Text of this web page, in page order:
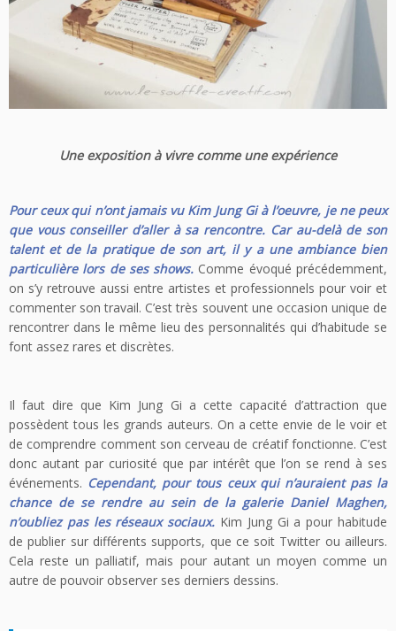
Une exposition à vivre comme une expérience
Pour ceux qui n’ont jamais vu Kim Jung Gi à l’oeuvre, je ne peux
que vous conseiller d’aller à sa rencontre. Car au-delà de son
talent et de la pratique de son art, il y a une ambiance bien
particulière lors de ses shows. Comme évoqué précédemment,
on s’y retrouve aussi entre artistes et professionnels pour voir et
commenter son travail. C’est très souvent une occasion unique de
rencontrer dans le même lieu des personnalités qui d’habitude se
font assez rares et discrètes.
Il faut dire que Kim Jung Gi a cette capacité d’attraction que
possèdent tous les grands auteurs. On a cette envie de le voir et
de comprendre comment son cerveau de créatif fonctionne. C’est
donc autant par curiosité que par intérêt que l’on se rend à ses
événements. Cependant, pour tous ceux qui n’auraient pas la
chance de se rendre au sein de la galerie Daniel Maghen,
n’oubliez pas les réseaux sociaux. Kim Jung Gi a pour habitude
de publier sur différents supports, que ce soit Twitter ou ailleurs.
Cela reste un palliatif, mais pour autant un moyen comme un
autre de pouvoir observer ses derniers dessins.